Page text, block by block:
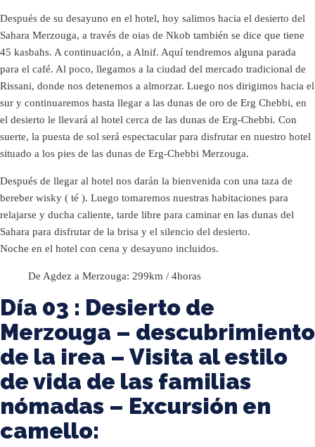
Después de su desayuno en el hotel, hoy salimos hacia el desierto del
Sahara Merzouga, a través de oias de Nkob también se dice que tiene
45 kasbahs. A continuación, a Alnif. Aquí tendremos alguna parada
para el café. Al poco, llegamos a la ciudad del mercado tradicional de
Rissani, donde nos detenemos a almorzar. Luego nos dirigimos hacia el
sur y continuaremos hasta llegar a las dunas de oro de Erg Chebbi, en
el desierto le llevará al hotel cerca de las dunas de Erg-Chebbi. Con
suerte, la puesta de sol será espectacular para disfrutar en nuestro hotel
situado a los pies de las dunas de Erg-Chebbi Merzouga.
Después de llegar al hotel nos darán la bienvenida con una taza de
bereber wisky ( té ). Luego tomaremos nuestras habitaciones para
relajarse y ducha caliente, tarde libre para caminar en las dunas del
Sahara para disfrutar de la brisa y el silencio del desierto.
Noche en el hotel con cena y desayuno incluidos.
De Agdez a Merzouga: 299km / 4horas
Día 03 : Desierto de
Merzouga – descubrimiento
de la irea – Visita al estilo
de vida de las familias
nómadas – Excursión en
camello: